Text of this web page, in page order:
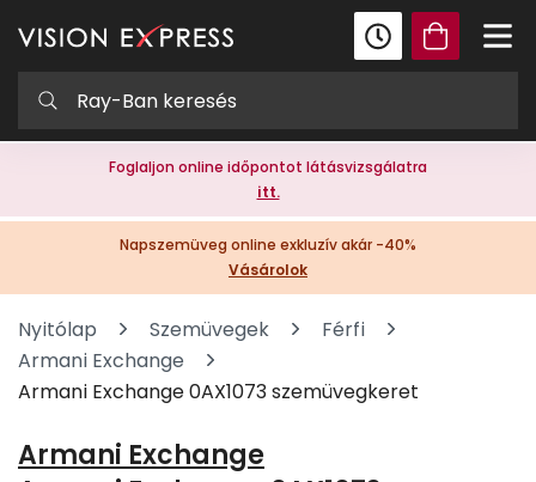
Foglaljon online időpontot látásvizsgálatra
itt.
Napszemüveg online exkluzív akár -40%
Vásárolok
Nyitólap Szemüvegek
Férfi
Armani Exchange
Armani Exchange 0AX1073 szemüvegkeret
Armani Exchange